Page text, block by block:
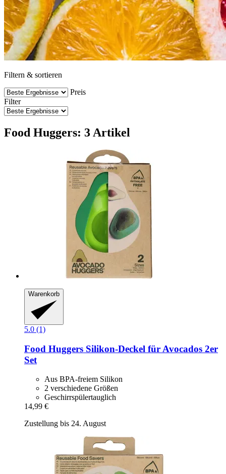
Filtern & sortieren
Preis
Filter
Food Huggers: 3 Artikel
Warenkorb
5.0 (1)
Food Huggers Silikon-​Deckel für Avocados 2er
Set
Aus BPA-freiem Silikon
2 verschiedene Größen
Geschirrspülertauglich
14,99 €
Zustellung bis 24. August